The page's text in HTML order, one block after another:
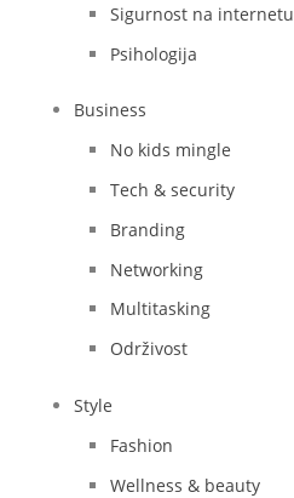
Sigurnost na internetu
Psihologija
Business
No kids mingle
Tech & security
Branding
Networking
Multitasking
Održivost
Style
Fashion
Wellness & beauty